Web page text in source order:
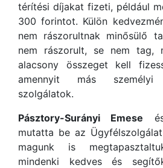
térítési díjakat fizeti, például
300 forintot. Külön
nem rászorultnak minősülő
nem rászorult, se nem tag,
alacsony összeget kell
amennyit más
szolgálatok.
Pásztory-Surányi Emese
mutatta be az
magunk is
mindenki kedves és